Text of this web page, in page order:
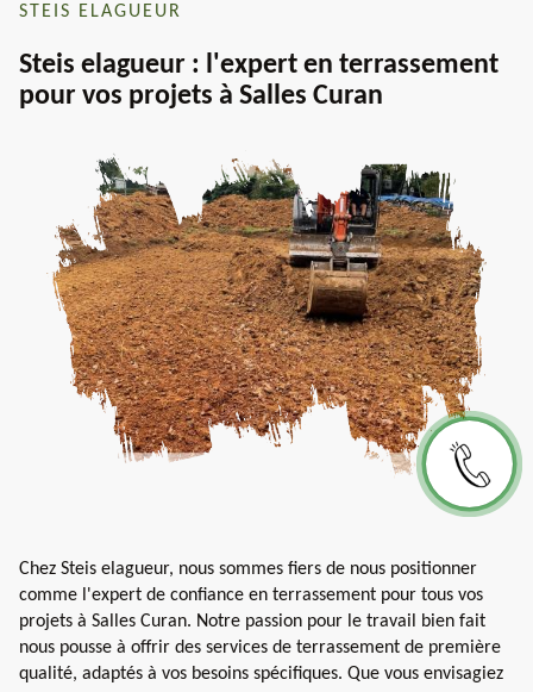
STEIS ELAGUEUR
Steis elagueur : l'expert en terrassement
pour vos projets à Salles Curan
Chez Steis elagueur, nous sommes fiers de nous positionner
comme l'expert de confiance en terrassement pour tous vos
projets à Salles Curan. Notre passion pour le travail bien fait
nous pousse à offrir des services de terrassement de première
qualité, adaptés à vos besoins spécifiques. Que vous envisagiez